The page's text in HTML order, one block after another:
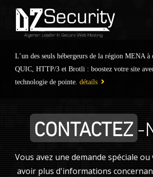
L’un des seuls hébergeurs de la région MENA
QUIC, HTTP/3 et Brotli : boostez votre site
technologie de pointe. détails
CONTACTEZ-
Vous avez une demande spéciale
avoir plus d'informations